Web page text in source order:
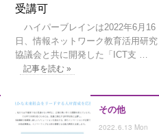
受講可
ハイパーブレインは2022年6月16
日、情報ネットワーク教育活用研究
協議会と共に開発した「ICT支 …
記事を読む »
その他
2022.6.13 Mon